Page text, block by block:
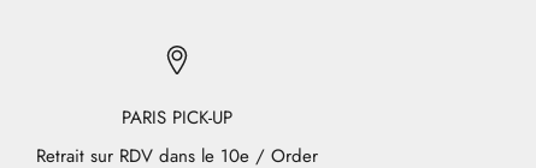
PARIS PICK-UP
Retrait sur RDV dans le 10e / Order